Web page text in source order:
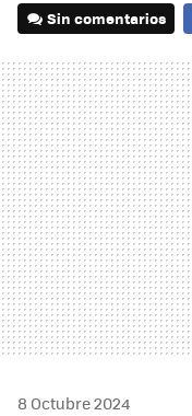
Sin comentarios
8 Octubre 2024